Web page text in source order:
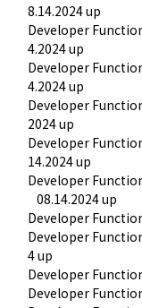
8.14.2024 up
Developer
4.2024 up
Developer
4.2024 up
Developer
2024 up
Developer
14.2024 up
Developer
08.14.2024 up
Developer
Developer
4 up
Developer
Developer